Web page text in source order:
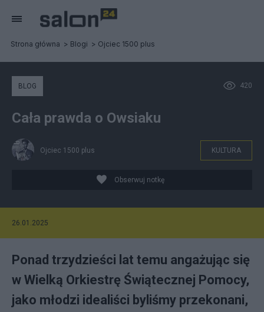
Strona główna Blogi Ojciec 1500 plus
420
BLOG
Cała prawda o Owsiaku
Ojciec 1500 plus KULTURA
Obserwuj notkę
26.01.2025
Ponad trzydzieści lat temu angażując się
w Wielką Orkiestrę Świątecznej Pomocy,
jako młodzi idealiści byliśmy przekonani,